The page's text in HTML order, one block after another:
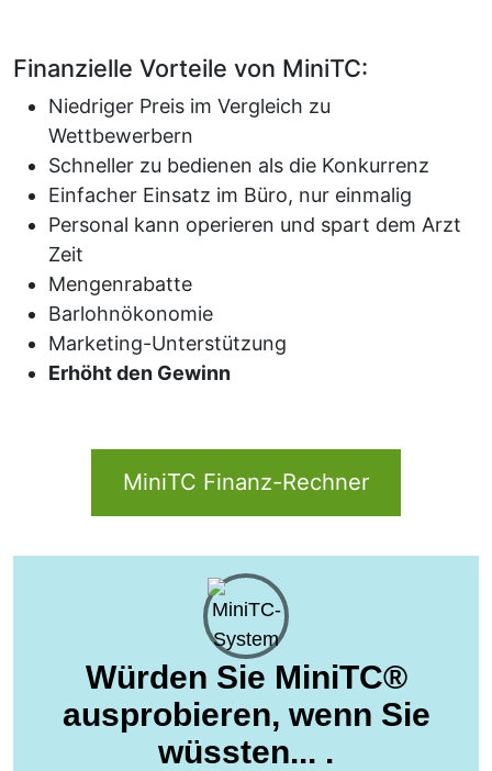
Finanzielle Vorteile von MiniTC:
Niedriger Preis im Vergleich zu
Wettbewerbern
Schneller zu bedienen als die Konkurrenz
Einfacher Einsatz im Büro, nur einmalig
Personal kann operieren und spart dem Arzt
Zeit
Mengenrabatte
Barlohnökonomie
Marketing-Unterstützung
Erhöht den Gewinn
MiniTC Finanz-Rechner
Würden Sie MiniTC®
ausprobieren, wenn Sie
wüssten... .